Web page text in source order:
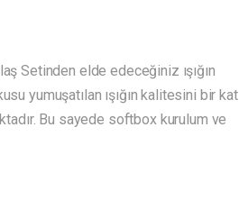
Setinden elde edeceğiniz ışığın
yumuşatılan ışığın kalitesini bir kat
Bu sayede softbox kurulum ve